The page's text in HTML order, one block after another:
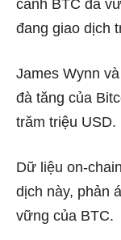
cảnh BTC đã
đang giao dịch
James Wynn
đà tăng của
trăm triệu USD.
Dữ liệu on-
dịch này, phản
vững của BTC.